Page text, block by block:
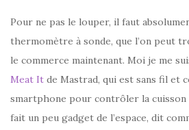
Pour ne pas le louper, il faut
thermomètre à sonde, que l’on peut
le commerce maintenant. Moi je me
Meat It de Mastrad, qui est sans fil et
smartphone pour contrôler la cuisson
fait un peu gadget de l’espace, dit